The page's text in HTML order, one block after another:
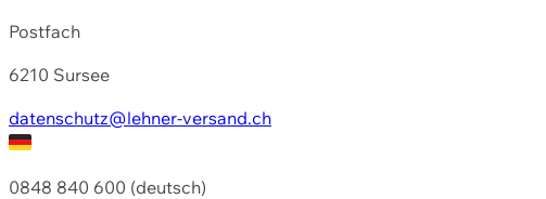
Postfach
6210 Sursee
datenschutz@lehner-versand.ch
0848 840 600 (deutsch)